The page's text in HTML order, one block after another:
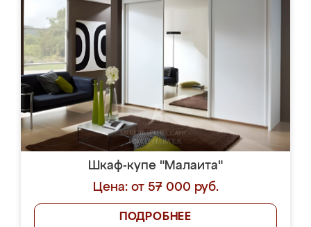
Шкаф-купе "Малаита"
Цена: от 57 000 руб.
ПОДРОБНЕЕ